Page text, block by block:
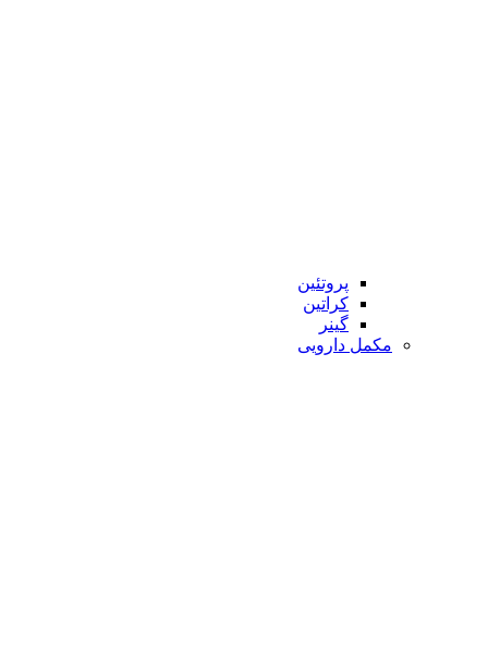
پروتئین
کراتین
گینر
مکمل دارویی